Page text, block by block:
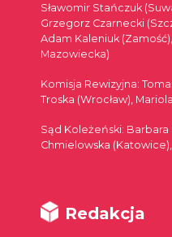
Sławomir Stańczuk
Grzegorz Czarnecki
Adam Kaleniuk
Mazowiecka)
Komisja Rewizyjna:
Troska (Wrocław),
Sąd Koleżeński: Barbara
Chmielowska
Redakcja